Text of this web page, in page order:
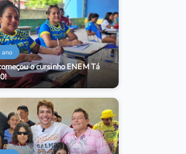
o cursinho ENEM Tá